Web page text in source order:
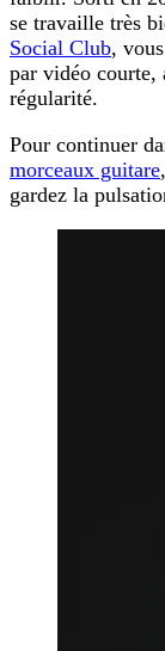
se travaille très
Social Club,
par vidéo
régularité.
Pour continuer
morceaux guitare
gardez la